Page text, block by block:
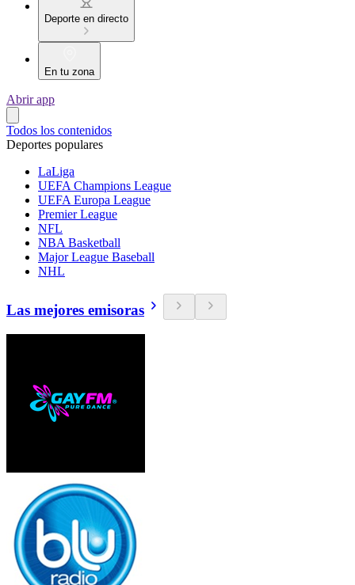
Deporte en directo
En tu zona
Abrir app
Todos los contenidos
Deportes populares
LaLiga
UEFA Champions League
UEFA Europa League
Premier League
NFL
NBA Basketball
Major League Baseball
NHL
Las mejores emisoras